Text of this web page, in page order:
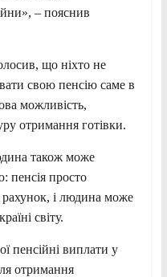
– пояснив
що ніхто не
свою пенсію саме в
можливість,
отримання готівки.
також може
пенсія просто
рахунок, і людина може
світу.
пенсійні виплати у
отримання